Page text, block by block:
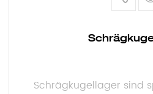
Schrägkugellager sind